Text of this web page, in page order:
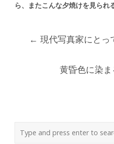
ら、またこんな夕焼けを見られ
Post
navigation
← 現代写真家にとっ
黄昏色に染